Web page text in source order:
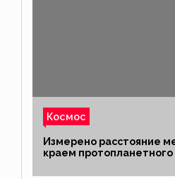
Космос
Измерено расстояние
краем протопланетного